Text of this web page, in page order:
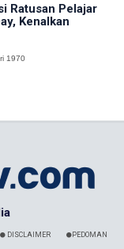
Ratusan Pelajar
Kenalkan
1970
DISCLAIMER PEDOMAN